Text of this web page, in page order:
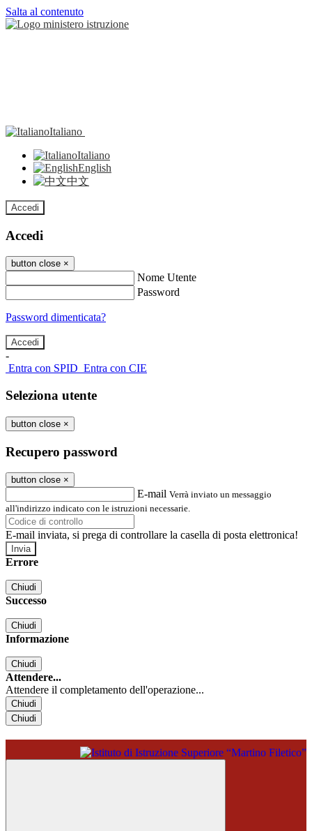
Salta al contenuto
Italiano
Italiano
English
中文
Accedi
Accedi
button close ×
Nome Utente
Password
Password dimenticata?
-
Entra con SPID Entra con CIE
Seleziona utente
button close ×
Recupero password
button close ×
E-mail Verrà inviato un messaggio
all'indirizzo indicato con le istruzioni necessarie.
E-mail inviata, si prega di controllare la casella di posta elettronica!
Errore
Chiudi
Successo
Chiudi
Informazione
Chiudi
Attendere...
Attendere il completamento dell'operazione...
Chiudi
Chiudi